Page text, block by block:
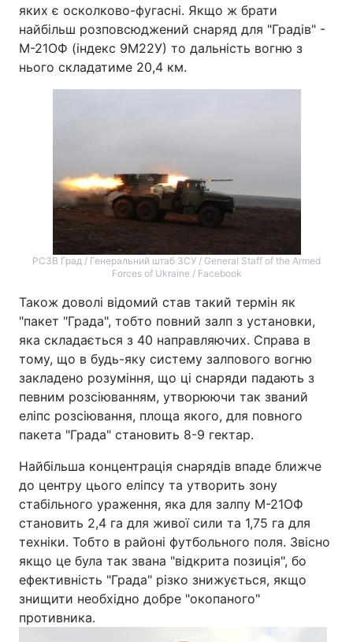
Контакти
Послуги
Тема оформлення
яких є осколково-фугасні. Якщо ж брати
найбільш розповсюджений снаряд для "Градів" -
М-21ОФ (індекс 9М22У) то дальність вогню з
нього складатиме 20,4 км.
РСЗВ Град / Генеральний штаб ЗСУ / General Staff of the Armed
Forces of Ukraine / Facebook
Також доволі відомий став такий термін як
"пакет "Града", тобто повний залп з установки,
яка складається з 40 направляючих. Справа в
тому, що в будь-яку систему залпового вогню
закладено розуміння, що ці снаряди падають з
певним розсіюванням, утворюючи так званий
еліпс розсіювання, площа якого, для повного
пакета "Града" становить 8-9 гектар.
Найбільша концентрація снарядів впаде ближче
до центру цього еліпсу та утворить зону
стабільного ураження, яка для залпу М-21ОФ
становить 2,4 га для живої сили та 1,75 га для
техніки. Тобто в районі футбольного поля. Звісно
якщо це була так звана "відкрита позиція", бо
ефективність "Града" різко знижується, якщо
знищити необхідно добре "окопаного"
противника.